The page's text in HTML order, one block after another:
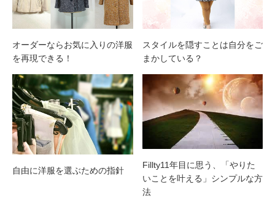
オーダーならお気に入りの洋服
を再現できる！
スタイルを隠すことは自分をご
まかしている？
自由に洋服を選ぶための指針
Fillty11年目に思う、「やりた
いことを叶える」シンプルな方
法